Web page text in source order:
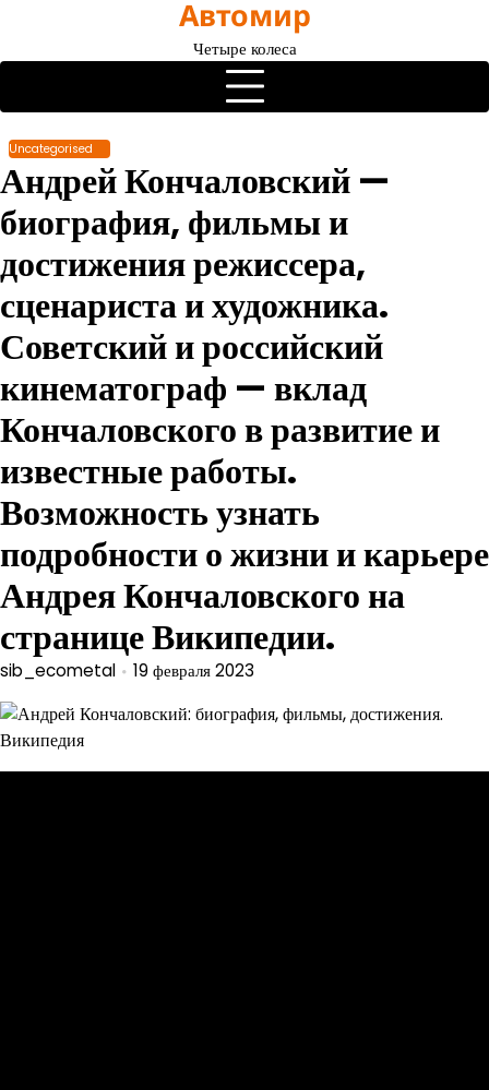
содержимому
Автомир
Четыре колеса
Uncategorised
Андрей Кончаловский —
биография, фильмы и
достижения режиссера,
сценариста и художника.
Советский и российский
кинематограф — вклад
Кончаловского в развитие и
известные работы.
Возможность узнать
подробности о жизни и карьере
Андрея Кончаловского на
странице Википедии.
sib_ecometal 19 февраля 2023